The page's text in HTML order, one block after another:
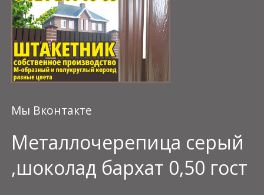
Мы Вконтакте
Металлочерепица серый
,шоколад бархат 0,50 гост